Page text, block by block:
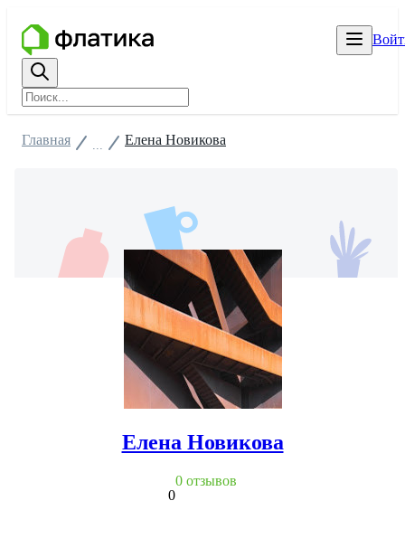
Главная Елена Новикова
Елена Новикова
0
0 отзывов